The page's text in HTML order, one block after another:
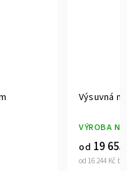
Výsuvná markýza
VÝROBA NA
od 16 244 Kč bez DPH
19 655 Kč